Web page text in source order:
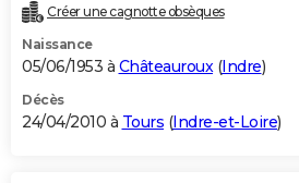
Créer une cagnotte obsèques
Naissance
05/06/1953 à Châteauroux(Indre)
Décès
24/04/2010 à Tours (Indre-et-Loire)